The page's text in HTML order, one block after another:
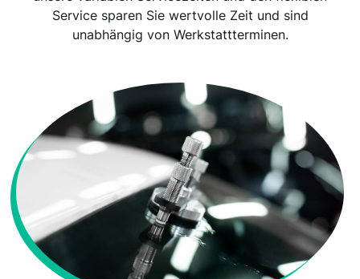
Service sparen Sie wertvolle Zeit und sind
unabhängig von Werkstattterminen.